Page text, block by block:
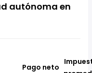
autónoma en
Pago neto